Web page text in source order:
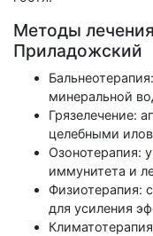
Методы
Приладожский
минеральной
Грязелечение:
целебными
Озонотерапия:
иммунитета и
Физиотерапия:
для усиления